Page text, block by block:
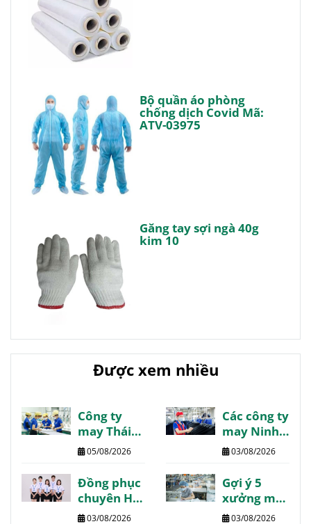
Bộ quần áo phòng
chống dịch Covid Mã:
ATV-03975
Găng tay sợi ngà 40g
kim 10
Được xem nhiều
Công ty
may Thái
Bình danh
review
chất lượng
05/08/2026
Các công ty
may Ninh
Bình giá tốt
review
03/08/2026
Đồng phục
chuyên Hạ
Long may
03/08/2026
Gợi ý 5
xưởng may
Phú Thọ
03/08/2026